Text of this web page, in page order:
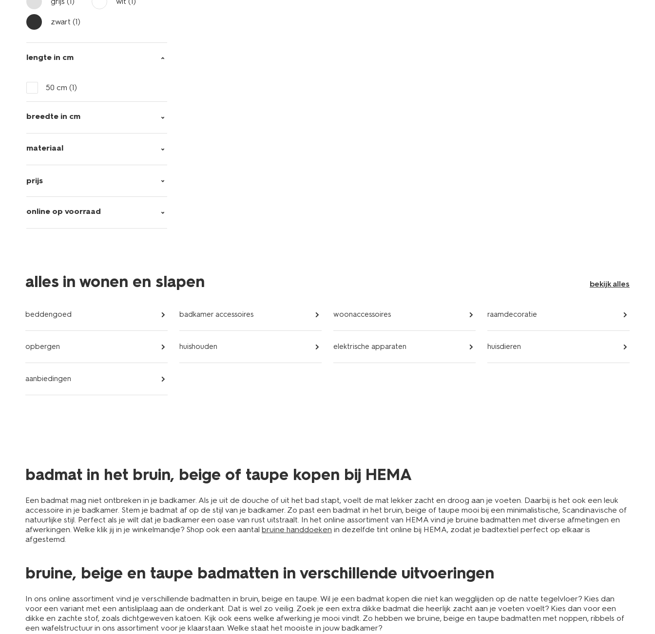
zwart (1)
lengte in cm
50 cm (1)
breedte in cm
materiaal
prijs
online op voorraad
alles in wonen en slapen bekijk alles
beddengoed badkamer accessoires woonaccessoires raamdecoratie
opbergen huishouden elektrische apparaten huisdieren
aanbiedingen
badmat in het bruin, beige of taupe kopen bij HEMA
Een badmat mag niet ontbreken in je badkamer. Als je uit de douche of uit het bad stapt, voelt de mat lekker zacht en droog aan je voeten. Daarbij is het ook een leuk
accessoire in je badkamer. Stem je badmat af op de stijl van je badkamer. Zo past een badmat in het bruin, beige of taupe mooi bij een minimalistische, Scandinavische of
natuurlijke stijl. Perfect als je wilt dat je badkamer een oase van rust uitstraalt. In het online assortiment van HEMA vind je bruine badmatten met diverse afmetingen en
afwerkingen. Welke klik jij in je winkelmandje? Shop ook een aantal bruine handdoeken in dezelfde tint online bij HEMA, zodat je badtextiel perfect op elkaar is
afgestemd.
bruine, beige en taupe badmatten in verschillende uitvoeringen
In ons online assortiment vind je verschillende badmatten in bruin, beige en taupe. Wil je een badmat kopen die niet kan wegglijden op de natte tegelvloer? Kies dan
voor een variant met een antisliplaag aan de onderkant. Dat is wel zo veilig. Zoek je een extra dikke badmat die heerlijk zacht aan je voeten voelt? Kies dan voor een
dikke en zachte stof, zoals dichtgeweven katoen. Kijk ook eens welke afwerking je mooi vindt. Zo hebben we bruine, beige en taupe badmatten met noppen, ribbels of
een wafelstructuur in ons assortiment voor je klaarstaan. Welke staat het mooiste in jouw badkamer?